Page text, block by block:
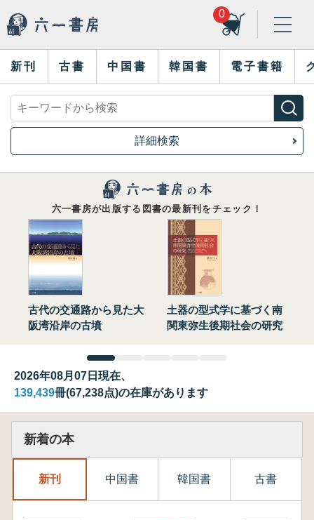
0
新刊 古書 中国書 韓国書 電子書籍
詳細検索
六一書房が出版する図書の最新刊をチェック！
古代の交通路から見た大
阪湾沿岸の古墳
土器の型式学に基づく南
関東弥生後期社会の研究
2026年08月07日現在、
139,439冊(67,238点)の在庫があります
新着の本
新刊 中国書 韓国書 古書